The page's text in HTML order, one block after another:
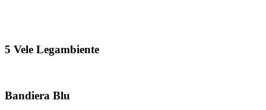
5 Vele Legambiente
Bandiera Blu